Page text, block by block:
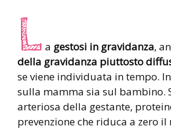
L a gestosi in gravidanza,
della gravidanza piuttosto
se viene individuata in tempo.
sulla mamma sia sul bambino.
arteriosa della gestante,
prevenzione che riduca a zero